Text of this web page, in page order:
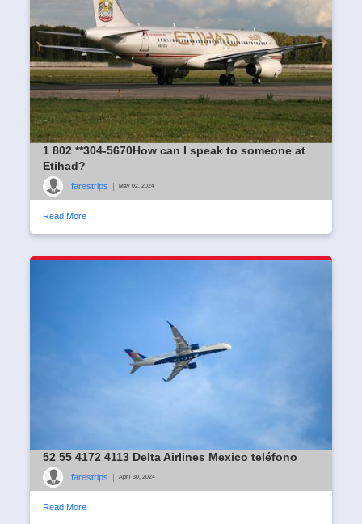
1 802 **304-5670How can I speak to someone at
Etihad?
farestrips | May 02, 2024
Read More
52 55 4172 4113 Delta Airlines Mexico teléfono
farestrips April 30, 2024
Read More